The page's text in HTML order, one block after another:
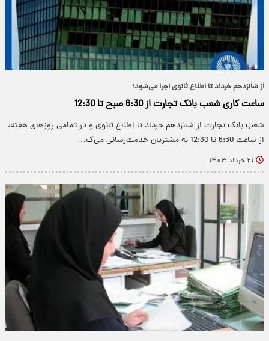
از شانزدهم خرداد تا اطلاع ثانوی اجرا می‌شود؛
ساعت کاری شعب بانک تجارت از 6:30 صبح تا 12:30
شعب بانک تجارت از شانزدهم خرداد تا اطلاع ثانوی و در تمامی روزهای هفته،
از ساعت 6:30 تا 12:30 به مشتریان خدمت‌رسانی می‌ک…
۲۱ خرداد ۱۴۰۳